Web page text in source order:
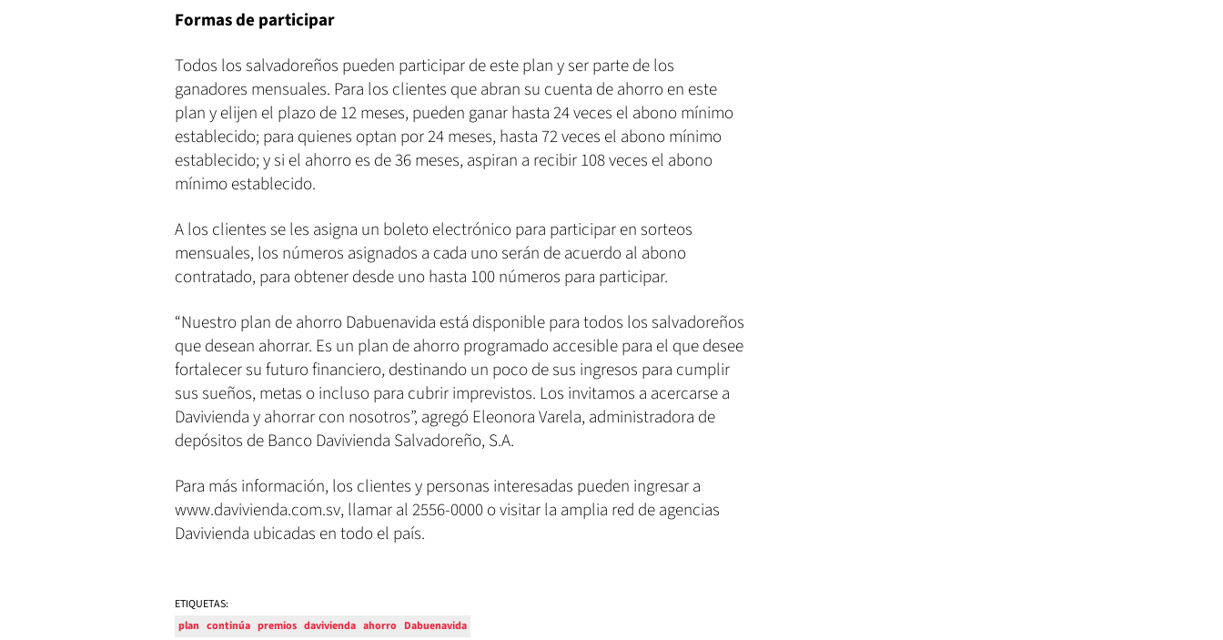
Formas de participar
Todos los salvadoreños pueden participar de este plan y ser parte de los
ganadores mensuales. Para los clientes que abran su cuenta de ahorro en este
plan y elijen el plazo de 12 meses, pueden ganar hasta 24 veces el abono mínimo
establecido; para quienes optan por 24 meses, hasta 72 veces el abono mínimo
establecido; y si el ahorro es de 36 meses, aspiran a recibir 108 veces el abono
mínimo establecido.
A los clientes se les asigna un boleto electrónico para participar en sorteos
mensuales, los números asignados a cada uno serán de acuerdo al abono
contratado, para obtener desde uno hasta 100 números para participar.
“Nuestro plan de ahorro Dabuenavida está disponible para todos los salvadoreños
que desean ahorrar. Es un plan de ahorro programado accesible para el que desee
fortalecer su futuro financiero, destinando un poco de sus ingresos para cumplir
sus sueños, metas o incluso para cubrir imprevistos. Los invitamos a acercarse a
Davivienda y ahorrar con nosotros”, agregó Eleonora Varela, administradora de
depósitos de Banco Davivienda Salvadoreño, S.A.
Para más información, los clientes y personas interesadas pueden ingresar a
www.davivienda.com.sv, llamar al 2556-0000 o visitar la amplia red de agencias
Davivienda ubicadas en todo el país.
ETIQUETAS:
plan continúa premios davivienda ahorro Dabuenavida